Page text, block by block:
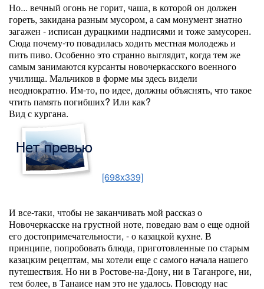
Но... вечный огонь не горит, чаша, в которой он должен
гореть, закидана разным мусором, а сам монумент знатно
загажен - исписан дурацкими надписями и тоже замусорен.
Сюда почему-то повадилась ходить местная молодежь и
пить пиво. Особенно это странно выглядит, когда тем же
самым занимаются курсанты новочеркасского военного
училища. Мальчиков в форме мы здесь видели
неоднократно. Им-то, по идее, должны объяснять, что такое
чтить память погибших? Или как?
Вид с кургана.
[698x339]
И все-таки, чтобы не заканчивать мой рассказ о
Новочеркасске на грустной ноте, поведаю вам о еще одной
его достопримечательности, - о казацкой кухне. В
принципе, попробовать блюда, приготовленные по старым
казацким рецептам, мы хотели еще с самого начала нашего
путешествия. Но ни в Ростове-на-Дону, ни в Таганроге, ни,
тем более, в Танаисе нам это не удалось. Повсюду нас